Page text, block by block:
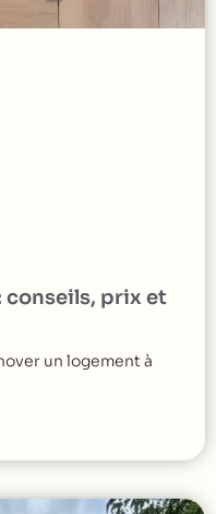
conseils, prix et
un logement à